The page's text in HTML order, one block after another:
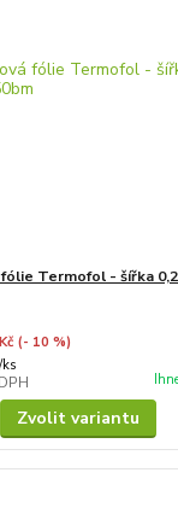
fólie Termofol - šířka
(- 10 %)
ks
Zvolit variantu